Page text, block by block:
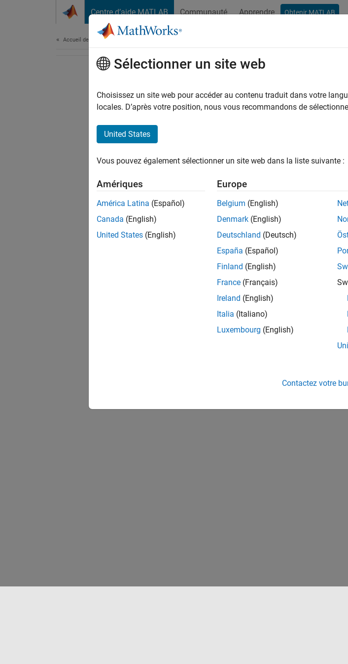
Centre d’aide MATLAB Communauté Apprendre Obtenir MATLAB
Accueil de la documentation
Sélectionner un site web
Choisissez un site web pour accéder au contenu traduit dans votre
locales. D’après votre position, nous vous recommandons de
United States
Vous pouvez également sélectionner un site web dans la liste suivante :
Amériques
América Latina (Español)
Canada (English)
United States (English)
Europe
Belgium (English)
Denmark (English)
Deutschland (Deutsch)
España (Español)
Finland (English)
France (Français)
Ireland (English)
Italia (Italiano)
Luxembourg (English)
Contactez votre